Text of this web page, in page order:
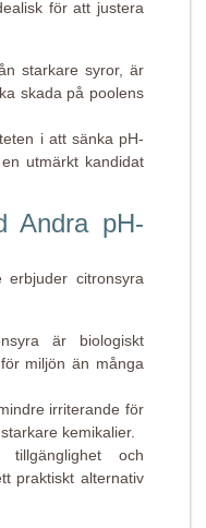
för att justera
starkare syror, är
skada på poolens
i att sänka pH-
utmärkt kandidat
Andra pH-
erbjuder citronsyra
är biologiskt
miljön än många
irriterande för
kemikalier.
och
praktiskt alternativ